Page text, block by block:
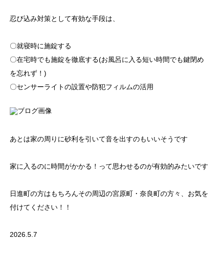
忍び込み対策として有効な手段は、
〇就寝時に施錠する
〇在宅時でも施錠を徹底する(お風呂に入る短い時間でも鍵閉め
を忘れず！)
〇センサーライトの設置や防犯フィルムの活用
あとは家の周りに砂利を引いて音を出すのもいいそうです
家に入るのに時間がかかる！って思わせるのが有効的みたいです
日進町の方はもちろんその周辺の宮原町・奈良町の方々、お気を
付けてください！！
2026.5.7